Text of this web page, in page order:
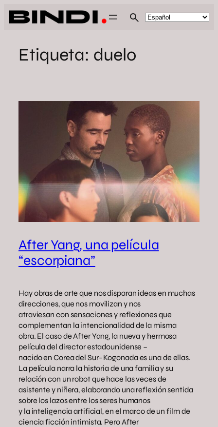
Saltar
al
Etiqueta: duelo
After Yang, una película
“escorpiana”
Hay obras de arte que nos disparan ideas en muchas
direcciones, que nos movilizan y nos
atraviesan con sensaciones y reflexiones que
complementan la intencionalidad de la misma
obra. El caso de After Yang, la nueva y hermosa
película del director estadounidense –
nacido en Corea del Sur- Kogonada es una de ellas.
La película narra la historia de una familia y su
relación con un robot que hace las veces de
asistente y niñera, elaborando una reflexión sentida
sobre los lazos entre los seres humanos
y la inteligencia artificial, en el marco de un film de
ciencia ficción intimista. Pero After